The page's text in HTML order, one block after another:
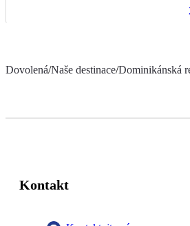
Dovolená/Naše destinace/Dominikánská
Kontakt